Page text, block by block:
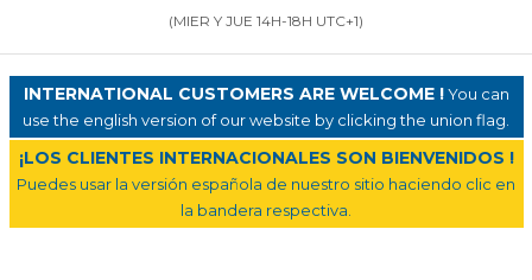
(MIER Y JUE 14H-18H UTC+1)
INTERNATIONAL CUSTOMERS ARE WELCOME !You can
use the english version of our website by clicking the union flag.
¡LOS CLIENTES INTERNACIONALES SON BIENVENIDOS !
Puedes usar la versión española de nuestro sitio haciendo clic en
la bandera respectiva.